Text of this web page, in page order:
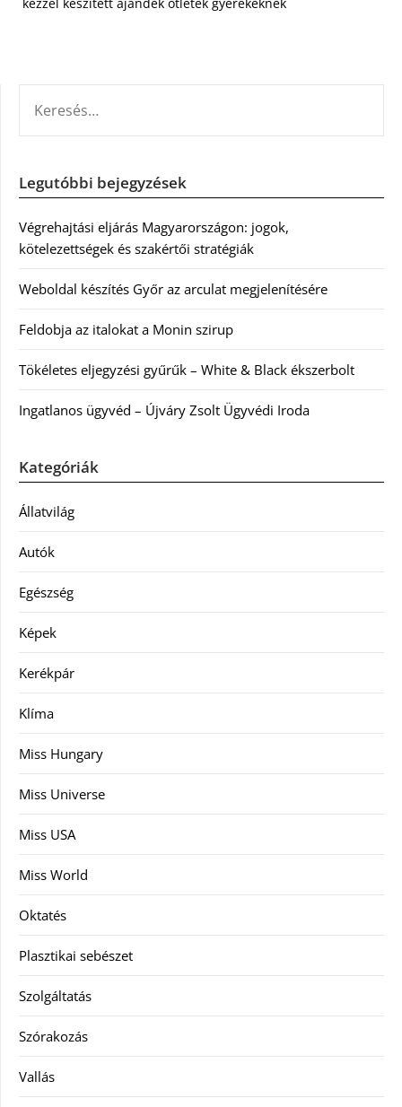
Legutóbbi bejegyzések
Végrehajtási eljárás Magyarországon: jogok,
kötelezettségek és szakértői stratégiák
Weboldal készítés Győr az arculat megjelenítésére
Feldobja az italokat a Monin szirup
Tökéletes eljegyzési gyűrűk – White & Black ékszerbolt
Ingatlanos ügyvéd – Újváry Zsolt Ügyvédi Iroda
Kategóriák
Állatvilág
Autók
Egészség
Képek
Kerékpár
Klíma
Miss Hungary
Miss Universe
Miss USA
Miss World
Oktatés
Plasztikai sebészet
Szolgáltatás
Szórakozás
Vallás